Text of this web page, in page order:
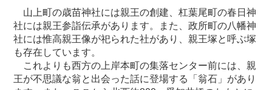
山上町の歳苗神社には親王の創建、杠葉尾町の春日神
社には親王参詣伝承があります。また、政所町の八幡神
社には惟高親王像が祀られた社があり、親王塚と呼ぶ塚
も存在しています。
これよりも西方の上岸本町の集落センター前には、親
王が不思議な翁と出会った話に登場する「翁石」があり